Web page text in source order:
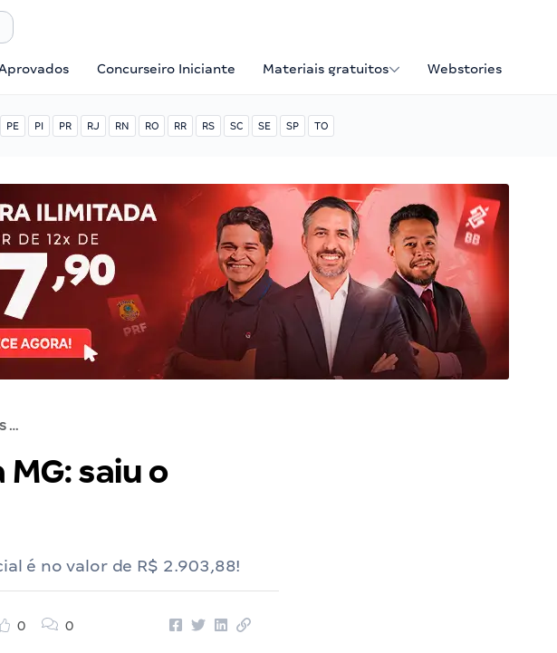
Concurseiro Iniciante Materiais gratuitos Webstories
PE PI PR RJ RN RO RR RS SC SE SP TO
Concurso ISS Crucilândia MG: saiu o EDITAL. Confira!
saiu o
é no valor de R$ 2.903,88!
0 0